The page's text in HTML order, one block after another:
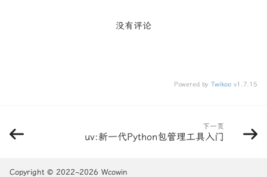
一、Win键+'X'（+'Y'）
没有评论
Powered byTwikoo v1.7.15
下一页
uv:新一代Python包管理工具入门
Copyright © 2022~2026 Wcowin